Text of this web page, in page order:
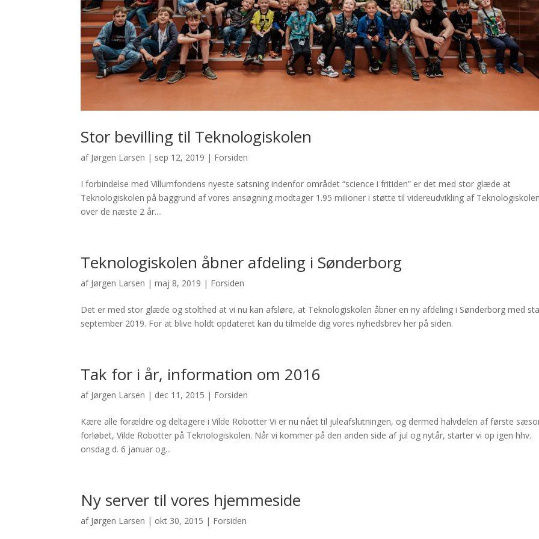
Stor bevilling til Teknologiskolen
af Jørgen Larsen | sep 12, 2019 | Forsiden
I forbindelse med Villumfondens nyeste satsning indenfor området “science i fritiden” er det med stor glæde at
Teknologiskolen på baggrund af vores ansøgning modtager 1.95 milioner i støtte til videreudvikling af
over de næste 2 år....
Teknologiskolen åbner afdeling i Sønderborg
af Jørgen Larsen |maj 8, 2019 | Forsiden
Det er med stor glæde og stolthed at vi nu kan afsløre, at Teknologiskolen åbner en ny afdeling i Sønderborg med
september 2019. For at blive holdt opdateret kan du tilmelde dig vores nyhedsbrev her på siden.
Tak for i år, information om 2016
af Jørgen Larsen | dec 11, 2015 | Forsiden
Kære alle forældre og deltagere i Vilde Robotter Vi er nu nået til juleafslutningen, og dermed halvdelen af første
forløbet, Vilde Robotter på Teknologiskolen. Når vi kommer på den anden side af jul og nytår, starter vi op igen hhv.
onsdag d. 6 januar og...
Ny server til vores hjemmeside
af Jørgen Larsen | okt 30, 2015 | Forsiden